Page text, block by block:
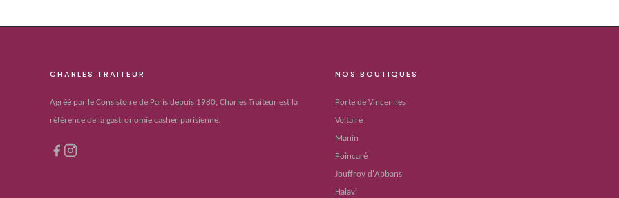
CHARLES TRAITEUR
Agréé par le Consistoire de Paris depuis 1980, Charles Traiteur est la
référence de la gastronomie casher parisienne.
NOS BOUTIQUES
Porte de Vincennes
Voltaire
Manin
Poincaré
Jouffroy d'Abbans
Halavi